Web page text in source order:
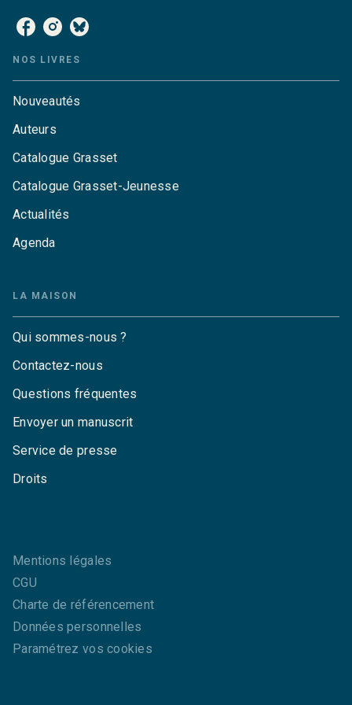
NOS LIVRES
Nouveautés
Auteurs
Catalogue Grasset
Catalogue Grasset-Jeunesse
Actualités
Agenda
LA MAISON
Qui sommes-nous ?
Contactez-nous
Questions fréquentes
Envoyer un manuscrit
Service de presse
Droits
Mentions légales
CGU
Charte de référencement
Données personnelles
Paramétrez vos cookies